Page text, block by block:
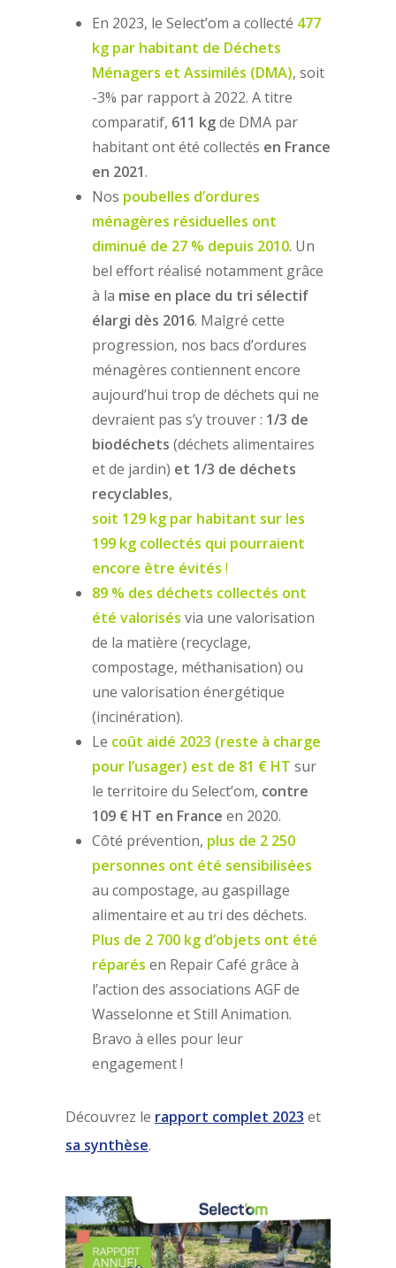
En 2023, le Select’om a collecté 477
kg par habitant de Déchets
Ménagers et Assimilés (DMA), soit
-3% par rapport à 2022. A titre
comparatif, 611 kgde DMA par
habitant ont été collectés en France
en 2021.
Nos poubelles d’ordures
ménagères résiduelles ont
diminué de 27 % depuis 2010. Un
bel effort réalisé notamment grâce
à la mise en place du tri sélectif
élargi dès 2016. Malgré cette
progression, nos bacs d’ordures
ménagères contiennent encore
aujourd’hui trop de déchets qui ne
devraient pas s’y trouver : 1/3 de
biodéchets (déchets alimentaires
et de jardin) et 1/3 de déchets
recyclables,
soit 129 kg par habitant sur les
199 kg collectés qui pourraient
encore être évités !
89 % des déchets collectés ont
été valorisés via une valorisation
de la matière (recyclage,
compostage, méthanisation) ou
une valorisation énergétique
(incinération).
Le coût aidé 2023 (reste à charge
pour l’usager) est de 81 € HT sur
le territoire du Select’om, contre
109 € HT en France en 2020.
Côté prévention, plus de 2 250
personnes ont été sensibilisées
au compostage, au gaspillage
alimentaire et au tri des déchets.
Plus de 2 700 kg d’objets ont été
réparés en Repair Café grâce à
l’action des associations AGF de
Wasselonne et Still Animation.
Bravo à elles pour leur
engagement !
Découvrez le rapport complet 2023 et
sa synthèse.